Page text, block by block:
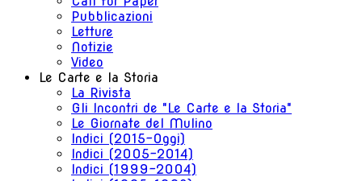
Pubblicazioni
Letture
Notizie
Video
Le Carte e la Storia
La Rivista
Gli Incontri de "Le Carte e la Storia"
Le Giornate del Mulino
Indici (2015-Oggi)
Indici (2005-2014)
Indici (1999-2004)